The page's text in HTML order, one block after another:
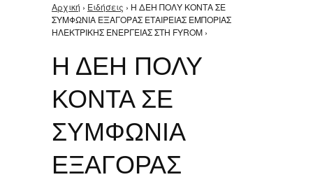
Είστε εδώ
Αρχική › Ειδήσεις › Η ΔΕΗ ΠΟΛΥ ΚΟΝΤΑ ΣΕ
ΣΥΜΦΩΝΙΑ ΕΞΑΓΟΡΑΣ ΕΤΑΙΡΕΙΑΣ ΕΜΠΟΡΙΑΣ
ΗΛΕΚΤΡΙΚΗΣ ΕΝΕΡΓΕΙΑΣ ΣΤΗ FYROM ›
Η ΔΕΗ ΠΟΛΥ
ΚΟΝΤΑ ΣΕ
ΣΥΜΦΩΝΙΑ
ΕΞΑΓΟΡΑΣ